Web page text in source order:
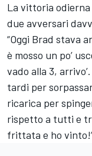
La vittoria odierna
due avversari
“Oggi Brad stava
è mosso un po’
vado alla 3,
tardi per
ricarica per
rispetto a tutti e
frittata e ho